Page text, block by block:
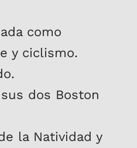
como
y ciclismo.
dos Boston
la Natividad y